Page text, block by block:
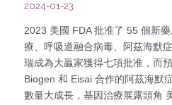
2024-01-23
2023 美國 FDA 批准了 55 個新
療、呼吸道融合病毒、阿茲海默
瑞成為大贏家獲得七項批准，而
Biogen 和 Eisai 合作的阿茲海默
數量大成長，基因治療展露頭角